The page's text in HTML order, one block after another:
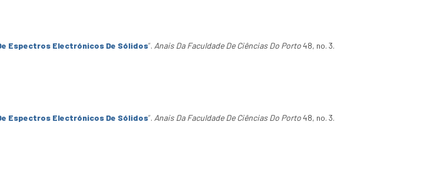
Espectros Electrónicos De Sólidos”. Anais Da Faculdade De Ciências Do Porto48, no. 3.
Espectros Electrónicos De Sólidos”. Anais Da Faculdade De Ciências Do Porto48, no. 3.